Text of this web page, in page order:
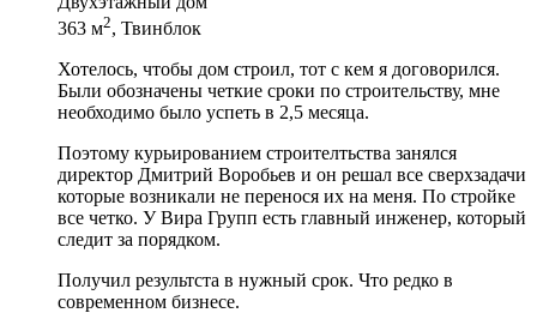
363 м2, Твинблок
Хотелось, чтобы дом строил, тот с кем я договорился.
Были обозначены четкие сроки по строительству, мне
необходимо было успеть в 2,5 месяца.
Поэтому курьированием строителтьства занялся
директор Дмитрий Воробьев и он решал все сверхзадачи
которые возникали не перенося их на меня. По стройке
все четко. У Вира Групп есть главный инженер, который
следит за порядком.
Получил результста в нужный срок. Что редко в
современном бизнесе.